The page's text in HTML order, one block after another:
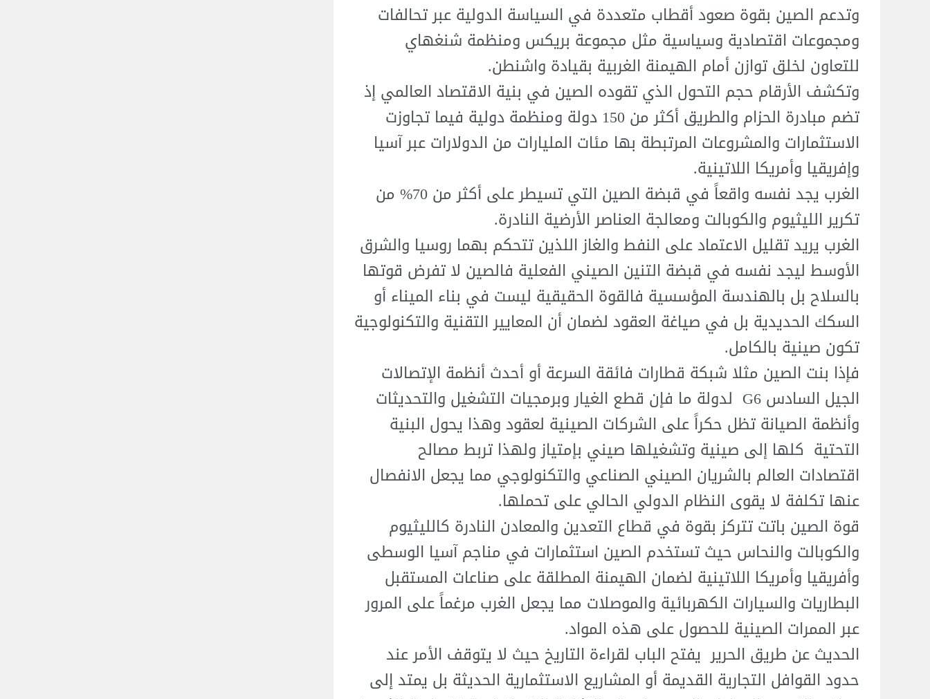
وتدعم الصين بقوة صعود أقطاب متعددة في السياسة الدولية عبر تحالفات
ومجموعات اقتصادية وسياسية مثل مجموعة بريكس ومنظمة شنغهاي
للتعاون لخلق توازن أمام الهيمنة الغربية بقيادة واشنطن.
وتكشف الأرقام حجم التحول الذي تقوده الصين في بنية الاقتصاد العالمي إذ
تضم مبادرة الحزام والطريق أكثر من 150 دولة ومنظمة دولية فيما تجاوزت
الاستثمارات والمشروعات المرتبطة بها مئات المليارات من الدولارات عبر آسيا
وإفريقيا وأمريكا اللاتينية.
الغرب يجد نفسه واقعاً في قبضة الصين التي تسيطر على أكثر من 70% من
تكرير الليثيوم والكوبالت ومعالجة العناصر الأرضية النادرة.
الغرب يريد تقليل الاعتماد على النفط والغاز اللذين تتحكم بهما روسيا والشرق
الأوسط ليجد نفسه في قبضة التنين الصيني الفعلية فالصين لا تفرض قوتها
بالسلاح بل بالهندسة المؤسسية فالقوة الحقيقية ليست في بناء الميناء أو
السكك الحديدية بل في صياغة العقود لضمان أن المعايير التقنية والتكنولوجية
تكون صينية بالكامل.
ف​إذا بنت الصين مثلا شبكة قطارات فائقة السرعة أو أحدث أنظمة الإتصالات
الجيل السادس G6 لدولة ما فإن قطع الغيار وبرمجيات التشغيل والتحديثات
وأنظمة الصيانة تظل حكراً على الشركات الصينية لعقود وهذا يحول البنية
التحتية كلها إلى صينية وتشغيلها صيني بإمتياز ولهذا تربط مصالح
اقتصادات العالم بالشريان الصيني الصناعي والتكنولوجي مما يجعل الانفصال
عنها تكلفة لا يقوى النظام الدولي الحالي على تحملها.
قوة الصين باتت تتركز بقوة في قطاع التعدين والمعادن النادرة كالليثيوم
والكوبالت والنحاس حيث تستخدم الصين استثمارات في مناجم آسيا الوسطى
وأفريقيا وأمريكا اللاتينية لضمان الهيمنة المطلقة على صناعات المستقبل
البطاريات والسيارات الكهربائية والموصلات مما يجعل الغرب مرغماً على المرور
عبر الممرات الصينية للحصول على هذه المواد.
الحديث عن طريق الحرير يفتح الباب لقراءة التاريخ حيث لا يتوقف الأمر عند
حدود القوافل التجارية القديمة أو المشاريع الاستثمارية الحديثة بل يمتد إلى